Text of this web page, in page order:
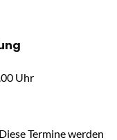
Uhr
Termine werden